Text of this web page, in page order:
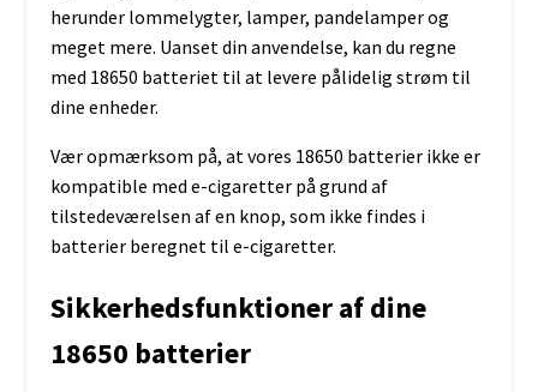
herunder lommelygter, lamper, pandelamper og
meget mere. Uanset din anvendelse, kan du regne
med 18650 batteriet til at levere pålidelig strøm til
dine enheder.
Vær opmærksom på, at vores 18650 batterier ikke er
kompatible med e-cigaretter på grund af
tilstedeværelsen af en knop, som ikke findes i
batterier beregnet til e-cigaretter.
Sikkerhedsfunktioner af dine
18650 batterier